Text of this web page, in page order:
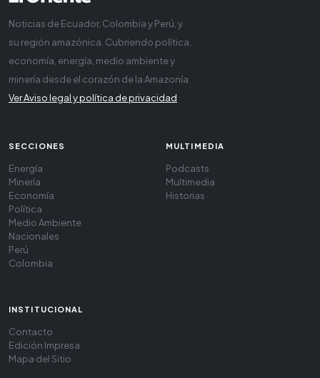
Noticias de Ecuador, Colombia y Perú, y
su región amazónica. Cubriendo política,
economía, energía, medio ambiente y
minería desde el corazón de la Amazonía
Ver Aviso legal y política de privacidad
SECCIONES
Energía
Minería
Economía
Política
Medio Ambiente
Nacionales
Perú
Colombia
MULTIMEDIA
Podcasts
Multimedia
Historias
INSTITUCIONAL
Contacto
Edición Impresa
Mapa del Sitio